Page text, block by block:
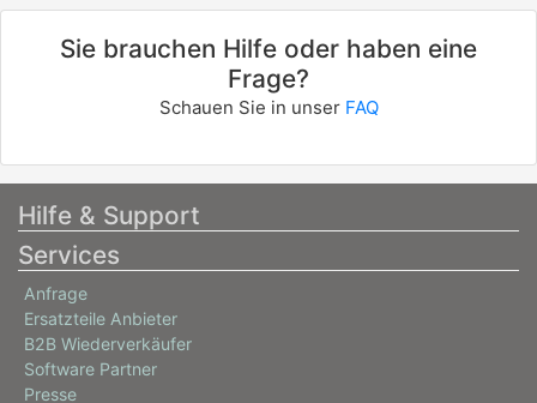
Sie brauchen Hilfe oder haben eine
Frage?
Schauen Sie in unser FAQ
Hilfe & Support
Services
Anfrage
Ersatzteile Anbieter
B2B Wiederverkäufer
Software Partner
Presse